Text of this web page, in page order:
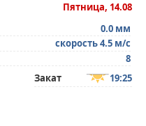
Пятница, 14.08
0.0 мм
скорость 4.5 м/с
8
Закат 19:25